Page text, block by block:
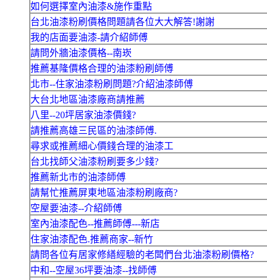
如何選擇室內油漆&施作重點
台北油漆粉刷價格問題請各位大大解答!謝謝
我的店面要油漆-請介紹師傅
請問外牆油漆價格--南崁
推薦基隆價格合理的油漆粉刷師傅
北市--住家油漆粉刷問題?介紹油漆師傅
大台北地區油漆廠商請推薦
八里--20坪居家油漆價錢?
請推薦高雄三民區的油漆師傅.
尋求或推薦細心價錢合理的油漆工
台北找師父油漆粉刷要多少錢?
推薦新北市的油漆師傅
請幫忙推薦屏東地區油漆粉刷廠商?
空屋要油漆--介紹師傅
室內油漆配色--推薦師傅---新店
住家油漆配色.推薦商家--新竹
請問各位有居家修繕經驗的老闆們台北油漆粉刷價格?
中和--空屋36坪要油漆--找師傅